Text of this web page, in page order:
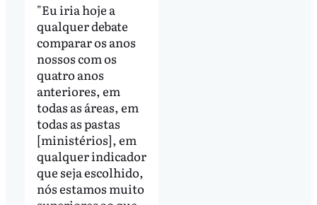
"Eu iria hoje a
qualquer debate
comparar os anos
nossos com os
quatro anos
anteriores, em
todas as áreas, em
todas as pastas
[ministérios], em
qualquer indicador
que seja escolhido,
nós estamos muito